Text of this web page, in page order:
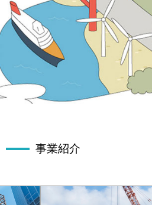
事業紹介